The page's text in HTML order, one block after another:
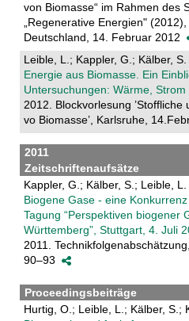
von Biomasse“ im Rahmen des
„Regenerative Energien"
Deutschland, 14. Februar 2012
Leible, L.; Kappler, G.; Kälber, S.
Energie aus Biomasse. Ein
Untersuchungen: Wärme,
2012. Blockvorlesung
vo Biomasse’, Karlsruhe,
2011
Zeitschriftenaufsätze
Kappler, G.; Kälber, S.; Leible, L.
Biogene Gase - eine
Tagung “Perspektiven biogener
Württemberg”, Stuttgart, 4. Juli
2011.
90–93
Proceedingsbeiträge
Hurtig, O.; Leible, L.; Kälber, S.;